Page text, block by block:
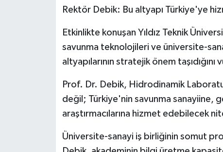
Rektör Debik: Bu altyapı Türkiye'ye
Etkinlikte konuşan Yıldız Teknik
savunma teknolojileri ve üniversite-
altyapılarının stratejik önem taşıdığını
Prof. Dr. Debik, Hidrodinamik
değil; Türkiye'nin savunma sanayiine,
araştırmacılarına hizmet edebilecek
Üniversite-sanayi iş birliğinin somut